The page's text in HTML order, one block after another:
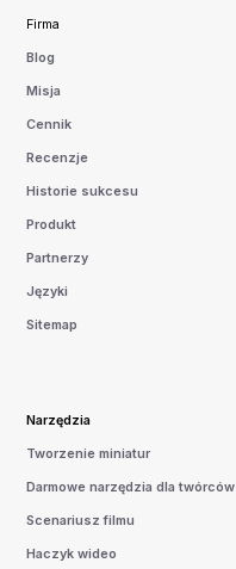
Firma
Blog
Misja
Cennik
Recenzje
Historie sukcesu
Produkt
Partnerzy
Języki
Sitemap
Narzędzia
Tworzenie miniatur
Darmowe narzędzia dla twórców
Scenariusz filmu
Haczyk wideo